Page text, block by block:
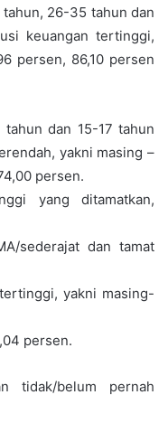
26-35 tahun dan
keuangan tertinggi,
persen, 86,10 persen
dan 15-17 tahun
yakni masing –
persen.
yang ditamatkan,
sederajat dan tamat
yakni masing-
persen.
tidak/belum pernah